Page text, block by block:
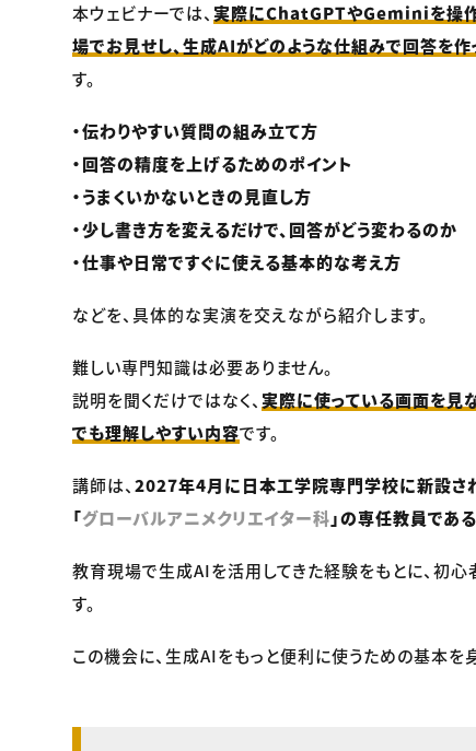
本ウェビナーでは、 実際にChatGPTやGeminiを操作
場でお見せし、生成AIがどのような仕組みで回答を
す。
・伝わりやすい質問の組み立て方
・回答の精度を上げるためのポイント
・うまくいかないときの見直し方
・少し書き方を変えるだけで、回答がどう変わるのか
・仕事や日常ですぐに使える基本的な考え方
などを、具体的な実演を交えながら紹介します。
難しい専門知識は必要ありません。
説明を聞くだけではなく、 実際に使っている画面を見
でも理解しやすい内容です。
講師は、 2027年4月に日本工学院専門学校に新設さ
「グローバルアニメクリエイター科」の専任教員であ
教育現場で生成AIを活用してきた経験をもとに、初心
す。
この機会に、生成AIをもっと便利に使うための基本を